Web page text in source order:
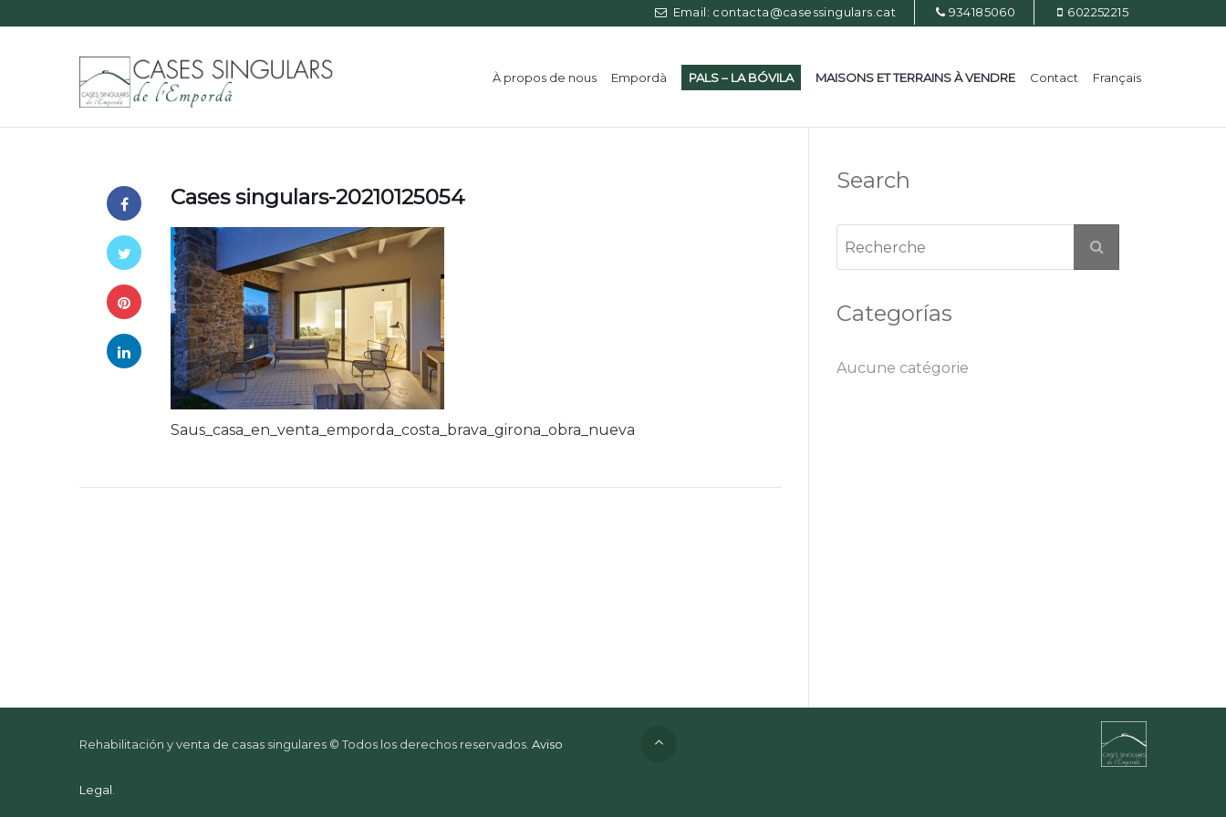
Email: contacta@casessingulars.cat 934185060 602252215
À propos de nous Empordà PALS – LA BÓVILA MAISONS ET TERRAINS À VENDRE Contact Français
Cases singulars-20210125054
Saus_casa_en_venta_emporda_costa_brava_girona_obra_nueva
Search
Categorías
Aucune catégorie
Rehabilitación y venta de casas singulares © Todos los derechos reservados. Aviso
Legal